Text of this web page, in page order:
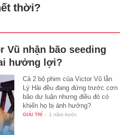
thời?
Vũ nhận bão seeding
hưởng lợi?
Cả 2 bộ phim của Victor Vũ lẫn
Lý Hải đều đang đứng trước cơn
bão dư luận nhưng điều đó có
khiến họ bị ảnh hưởng?
GIẢI TRÍ - 1 năm trước